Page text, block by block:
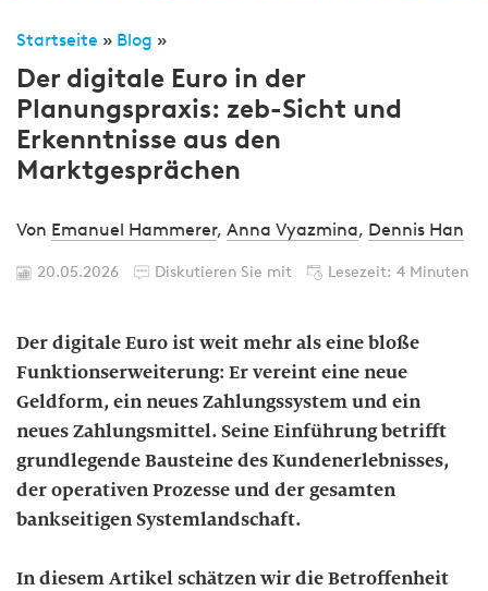
Startseite » Blog »
Der digitale Euro in der
Planungspraxis: zeb-Sicht und
Erkenntnisse aus den
Marktgesprächen
Von Emanuel Hammerer, Anna Vyazmina, Dennis Han
20.05.2026 Diskutieren Sie mit Lesezeit: 4 Minuten
Der digitale Euro ist weit mehr als eine bloße
Funktionserweiterung: Er vereint eine neue
Geldform, ein neues Zahlungssystem und ein
neues Zahlungsmittel. Seine Einführung betrifft
grundlegende Bausteine des Kundenerlebnisses,
der operativen Prozesse und der gesamten
bankseitigen Systemlandschaft.
In diesem Artikel schätzen wir die Betroffenheit